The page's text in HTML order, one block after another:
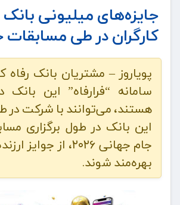
جایزه‌های میلیونی بانک
کارگران در طی
پویاروز – مشتریان بانک رفاه
سامانه “فرارفاه” این
هستند، می‌توانند با شرکت در
این بانک در طول برگزاری
جام جهانی ۲۰۲۶، از
بهره‌مند شوند.